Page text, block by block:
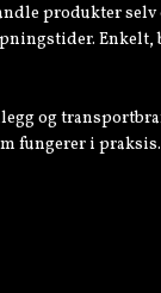
produkter selv
Enkelt,
og
fungerer i praksis.